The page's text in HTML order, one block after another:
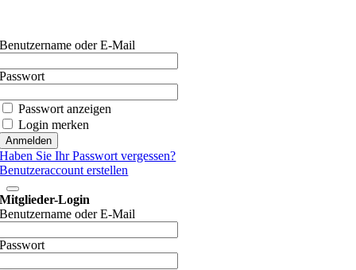
Benutzername oder E-Mail
Passwort
Passwort anzeigen
Login merken
Haben Sie Ihr Passwort vergessen?
Benutzeraccount erstellen
Mitglieder-Login
Benutzername oder E-Mail
Passwort